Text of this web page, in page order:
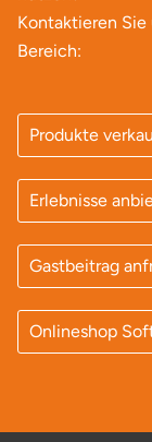
Kontaktieren
Bereich:
Produkte
Erlebnisse
Gastbeitrag
Onlineshop